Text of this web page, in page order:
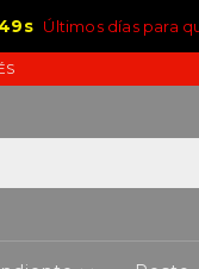
s Últimos días para